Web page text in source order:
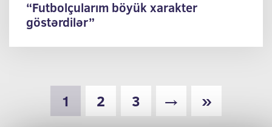
“Futbolçularım böyük xarakter
göstərdilər”
1 2 3 → »